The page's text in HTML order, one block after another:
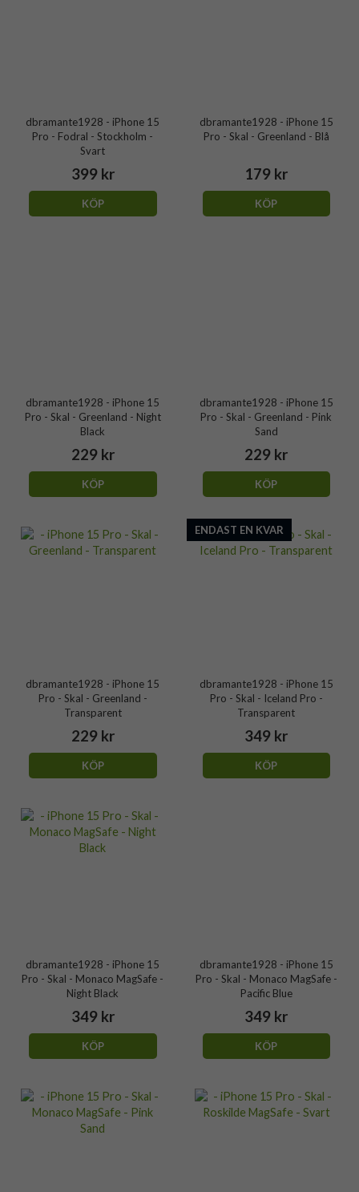
dbramante1928 - iPhone 15
Pro - Fodral - Stockholm -
Svart
399 kr
KÖP
dbramante1928 - iPhone 15
Pro - Skal - Greenland - Blå
179 kr
KÖP
dbramante1928 - iPhone 15
Pro - Skal - Greenland - Night
Black
229 kr
KÖP
dbramante1928 - iPhone 15
Pro - Skal - Greenland - Pink
Sand
229 kr
KÖP
dbramante1928 - iPhone 15
Pro - Skal - Greenland -
Transparent
229 kr
KÖP
ENDAST EN KVAR
dbramante1928 - iPhone 15
Pro - Skal - Iceland Pro -
Transparent
349 kr
KÖP
dbramante1928 - iPhone 15
Pro - Skal - Monaco MagSafe -
Night Black
349 kr
KÖP
dbramante1928 - iPhone 15
Pro - Skal - Monaco MagSafe -
Pacific Blue
349 kr
KÖP